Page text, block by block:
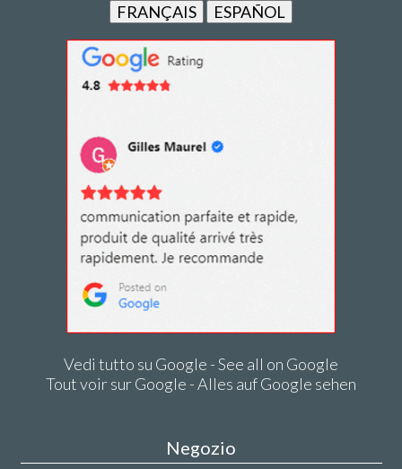
FRANÇAIS
ESPAÑOL
Vedi tutto su Google - See all on Google
Tout voir sur Google - Alles auf Google sehen
Negozio